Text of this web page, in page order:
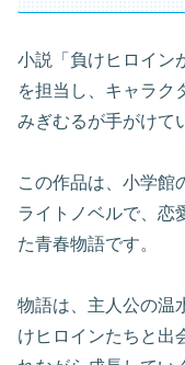
小説「負けヒロイン
を担当し、キャラク
みぎむるが手がけて
この作品は、小学館
ライトノベルで、恋
た青春物語です。
物語は、主人公の温
けヒロインたちと出